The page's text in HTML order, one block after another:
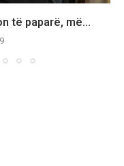
të paparë, më...